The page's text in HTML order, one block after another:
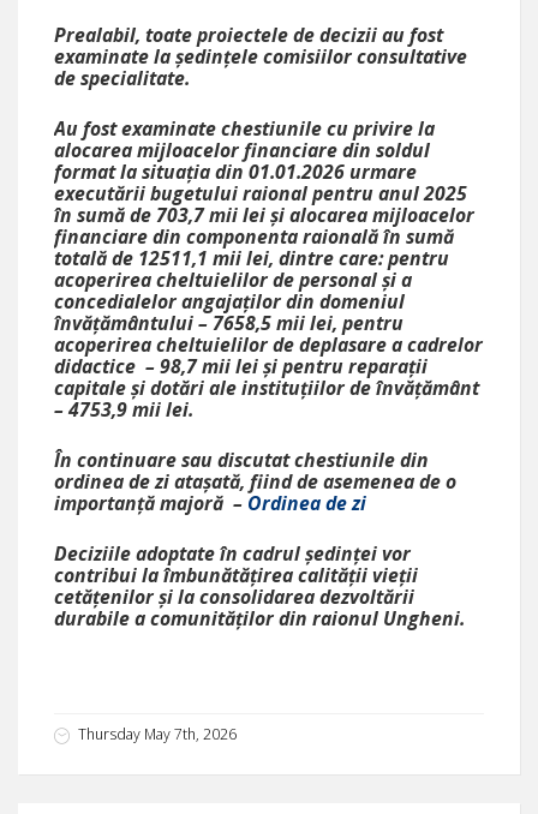
Prealabil, toate proiectele de decizii au fost
examinate la ședințele comisiilor consultative
de specialitate.
Au fost examinate chestiunile cu privire la
alocarea mijloacelor financiare din soldul
format la situația din 01.01.2026 urmare
executării bugetului raional pentru anul 2025
în sumă de 703,7 mii lei și alocarea mijloacelor
financiare din componenta raională în sumă
totală de 12511,1 mii lei, dintre care: pentru
acoperirea cheltuielilor de personal și a
concedialelor angajaților din domeniul
învățământului – 7658,5 mii lei, pentru
acoperirea cheltuielilor de deplasare a cadrelor
didactice – 98,7 mii lei și pentru reparații
capitale și dotări ale instituțiilor de învățământ
– 4753,9 mii lei.
În continuare sau discutat chestiunile din
ordinea de zi atașată, fiind de asemenea de o
importanță majoră – Ordinea de zi
Deciziile adoptate în cadrul ședinței vor
contribui la îmbunătățirea calității vieții
cetățenilor și la consolidarea dezvoltării
durabile a comunităților din raionul Ungheni.
Thursday May 7th, 2026